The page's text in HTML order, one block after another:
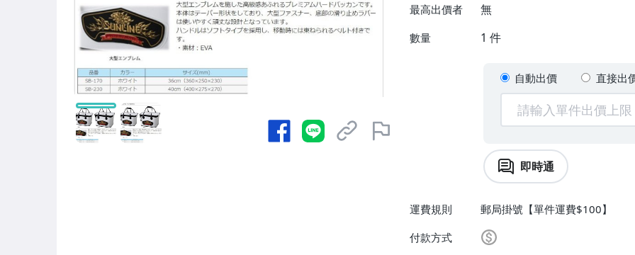
最高出價者 無
數量 1 件
自動出價 直接出
即時通
運費規則
郵局掛號【單件運費$100】
付款方式